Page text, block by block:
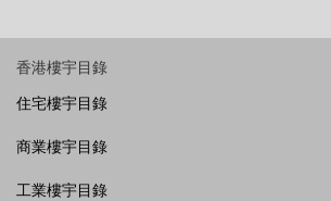
香港樓宇目錄
住宅樓宇目錄
商業樓宇目錄
工業樓宇目錄